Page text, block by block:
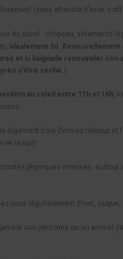
(sans attendre d’avoir soif)
du soleil : chapeau, vêtements
idéalement 50. Renouvellement
et si baignade renouveler son
s’être séché. )
au soleil entre 11h et 16h,
logement frais (fermez rideaux et
et la nuit)
physiques intenses, surtout
vous régulièrement (front, nuque,
une personne ou un animal